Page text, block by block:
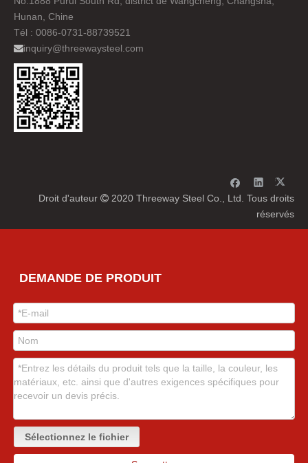
Hunan, Chine
Tél : 0086-0731-88739521
inquiry@threewaysteel.com
Droit d'auteur  2020 Threeway Steel Co., Ltd. Tous droits
réservés
DEMANDE DE PRODUIT
Sélectionnez le fichier